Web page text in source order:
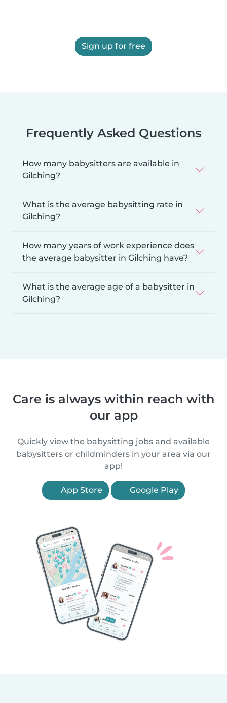
Sign up for free
Frequently Asked Questions
How many babysitters are available in
Gilching?
What is the average babysitting rate in
Gilching?
How many years of work experience does
the average babysitter in Gilching have?
What is the average age of a babysitter in
Gilching?
Care is always within reach with
our app
Quickly view the babysitting jobs and available
babysitters or childminders in your area via our
app!
App Store Google Play